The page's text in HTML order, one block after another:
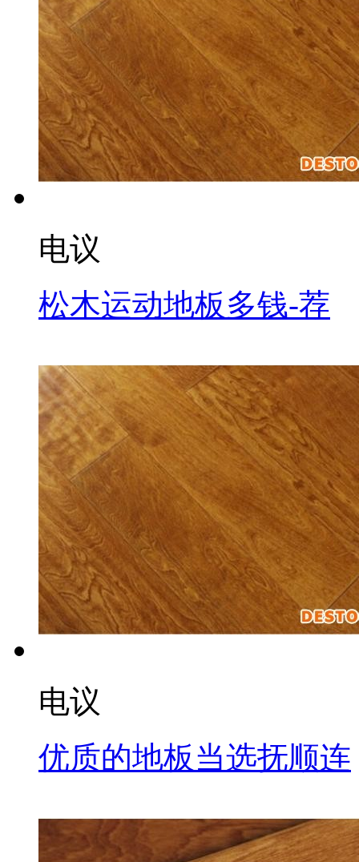
电议
松木运动地板多钱-荐
电议
优质的地板当选抚顺连